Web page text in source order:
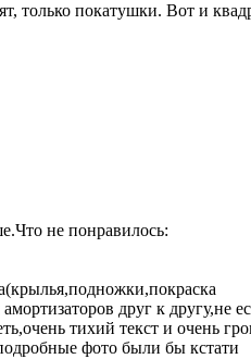
только покатушки. Вот и
не понравилось:
друг к другу,не
тихий текст и очень
фото были бы кстати